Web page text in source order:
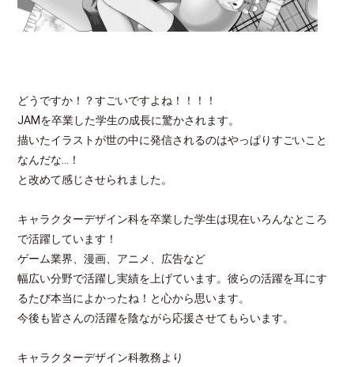
どうですか！？すごいですよね！！！！
JAMを卒業した学生の成長に驚かされます。
描いたイラストが世の中に発信されるのはやっぱりすごいこと
なんだな…！
と改めて感じさせられました。
キャラクターデザイン科を卒業した学生は現在いろんなところ
で活躍しています！
ゲーム業界、漫画、アニメ、広告など
幅広い分野で活躍し実績を上げています。彼らの活躍を耳にす
るたび本当によかったね！と心から思います。
今後も皆さんの活躍を陰ながら応援させてもらいます。
キャラクターデザイン科教務より